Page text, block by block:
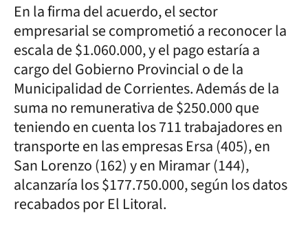
En la firma del acuerdo, el sector
empresarial se comprometió a reconocer la
escala de $1.060.000, y el pago estaría a
cargo del Gobierno Provincial o de la
Municipalidad de Corrientes. Además de la
suma no remunerativa de $250.000 que
teniendo en cuenta los 711 trabajadores en
transporte en las empresas Ersa (405), en
San Lorenzo (162) y en Miramar (144),
alcanzaría los $177.750.000, según los datos
recabados por El Litoral.